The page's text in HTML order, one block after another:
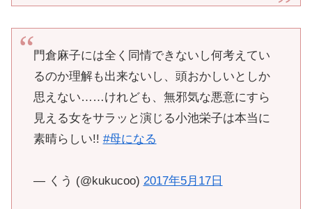
門倉麻子には全く同情できないし何考えてい
るのか理解も出来ないし、頭おかしいとしか
思えない……けれども、無邪気な悪意にすら
見える女をサラッと演じる小池栄子は本当に
素晴らしい!! #母になる
— くう (@kukucoo) 2017年5月17日